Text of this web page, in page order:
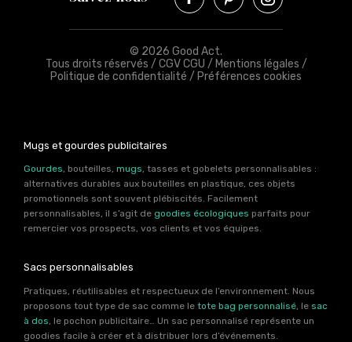
© 2026 Good Act.
Tous droits réservés / CGV CGU / Mentions légales /
Politique de confidentialité / Préférences cookies
Mugs et gourdes publicitaires
Gourdes, bouteilles, mugs, tasses et gobelets personnalisables :
alternatives durables aux bouteilles en plastique, ces objets
promotionnels sont souvent plébiscités. Facilement
personnalisables, il s’agit de goodies écologiques parfaits pour
remercier vos prospects, vos clients et vos équipes.
Sacs personnalisables
Pratiques, réutilisables et respectueux de l’environnement. Nous
proposons tout type de sac comme le tote bag personnalisé , le sac
à dos , le pochon publicitaire… Un sac personnalisé représente un
goodies facile à créer et à distribuer lors d’événements.